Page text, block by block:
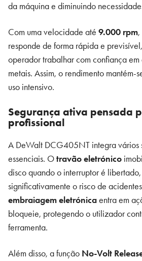
da máquina e diminuindo
Com uma velocidade até 9.000 rpm
responde de forma rápida e
operador trabalhar com confiança em
metais. Assim, o rendimento mantém-
uso intensivo.
Segurança ativa pensada
profissional
A DeWalt DCG405NT integra vários
essenciais. Otravão eletrónico
disco quando o interruptor é
significativamente o risco de
embraiagem eletrónicaentra em
bloqueie, protegendo o utilizador
ferramenta.
Além disso, a função No-Volt